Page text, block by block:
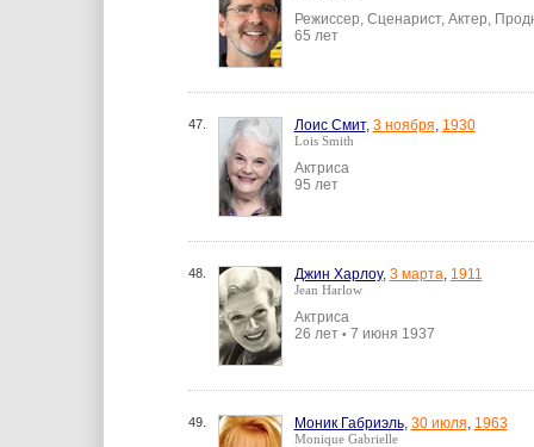
Режиссер, Сценарист, Актер,
65 лет
47. Лоис Смит, 3 ноября, 1930
Lois Smith
Актриса
95 лет
48. Джин Харлоу, 3 марта, 1911
Jean Harlow
Актриса
26 лет • 7 июня 1937
49. Моник Габриэль, 30 июля, 1963
Monique Gabrielle